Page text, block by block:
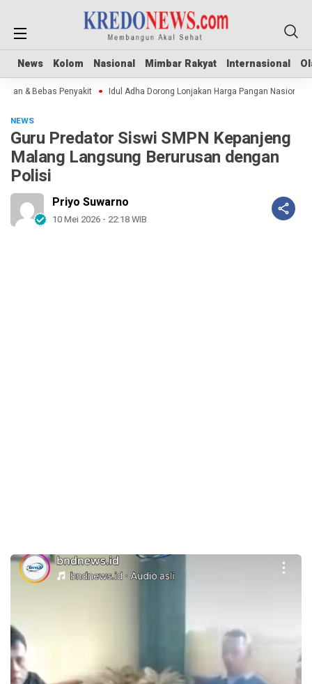
News Kolom Nasional Mimbar Rakyat Internasional
News Kolom Nasional Mimbar Rakyat Internasional
& Bebas Penyakit Idul Adha Dorong Lonjakan Harga Pangan Nasional
NEWS
Guru Predator Siswi SMPN Kepanjeng
Malang Langsung Berurusan dengan
Polisi
Priyo Suwarno
10 Mei 2026 - 22:18 WIB